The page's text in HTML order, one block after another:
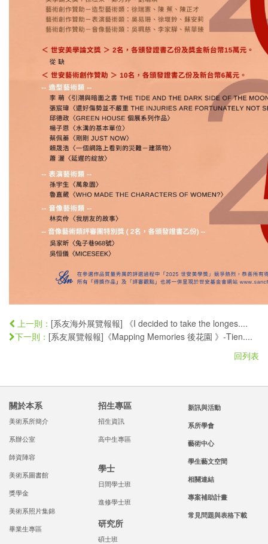
上一則： [系友海外展覽報報] 《I decided to take the longes....
下一則： [系友展覽報報]《Mapping Memories 後花園 》-Tien....
回列表
關於本系
美術系所簡介
系辦公室
師資陣容
美術系圖書館
獎學金
美術系照片集錦
畢業生專區
招生專區
招生資訊
高中生專區
學士
日間學士班
進修學士班
研究所
碩士班
新訊與活動
系所學會
藝術中心
學生藝文空間
相關連結
專案補助計畫
常見問題與表格下載